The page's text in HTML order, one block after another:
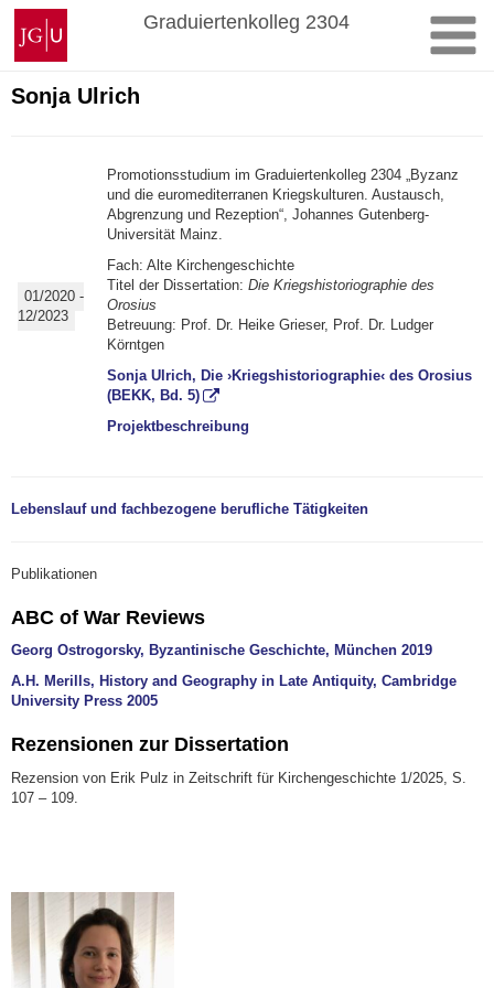
Zum
Inhalt
springen
Johannes
Gutenberg-
Universität
Mainz
Graduiertenkolleg 2304
Sonja Ulrich
01/2020 -
12/2023
Promotionsstudium im Graduiertenkolleg 2304 „Byzanz
und die euromediterranen Kriegskulturen. Austausch,
Abgrenzung und Rezeption“, Johannes Gutenberg-
Universität Mainz.
Fach: Alte Kirchengeschichte
Titel der Dissertation:Die Kriegshistoriographie des
Orosius
Betreuung: Prof. Dr. Heike Grieser, Prof. Dr. Ludger
Körntgen
Sonja Ulrich, Die ›Kriegshistoriographie‹ des Orosius
(BEKK, Bd. 5)
Projektbeschreibung
Lebenslauf und fachbezogene berufliche Tätigkeiten
Publikationen
ABC of War Reviews
Georg Ostrogorsky, Byzantinische Geschichte, München 2019
A.H. Merills, History and Geography in Late Antiquity, Cambridge
University Press 2005
Rezensionen zur Dissertation
Rezension von Erik Pulz in Zeitschrift für Kirchengeschichte 1/2025, S.
107 – 109.